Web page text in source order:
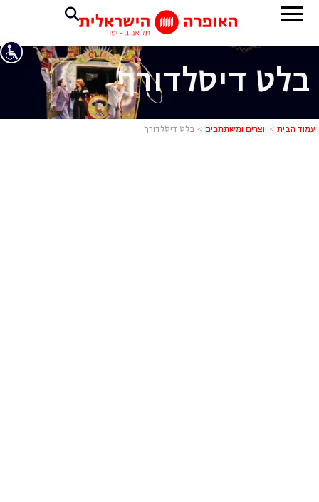
בלט
בלט דיסלדורף
עמוד הבית > יוצרים ומשתתפים > בלט דיסלדורף